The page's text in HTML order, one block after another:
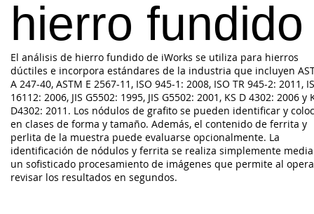
hierro fundido
El análisis de hierro fundido de iWorks se utiliza para hierros
dúctiles e incorpora estándares de la industria que incluyen
A 247-40, ASTM E 2567-11, ISO 945-1: 2008, ISO TR 945-2: 2011,
16112: 2006, JIS G5502: 1995, JIS G5502: 2001, KS D 4302: 2006 y
D4302: 2011. Los nódulos de grafito se pueden identificar y
en clases de forma y tamaño. Además, el contenido de ferrita y
perlita de la muestra puede evaluarse opcionalmente. La
identificación de nódulos y ferrita se realiza simplemente
un sofisticado procesamiento de imágenes que permite al
revisar los resultados en segundos.